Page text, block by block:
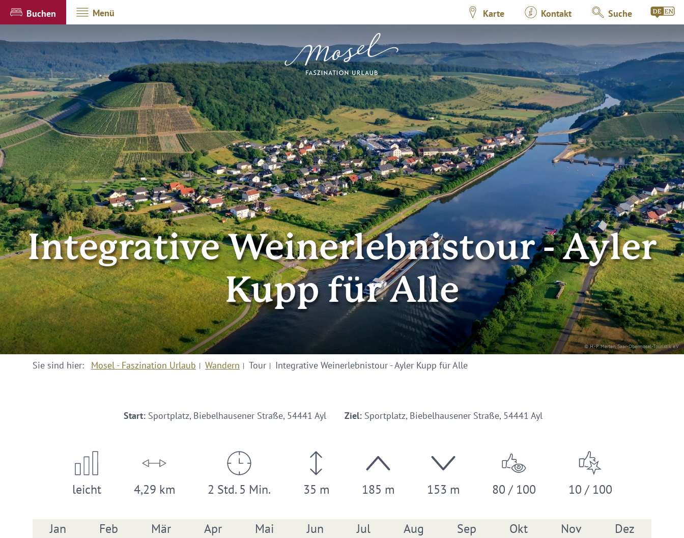
Buchen Menü Karte Kontakt Suche
© H.-P. Merten, Saar-Obermosel-Touristik e.V
Integrative Weinerlebnistour - Ayler
Kupp für Alle
Sie sind hier: Mosel - Faszination Urlaub Wandern Tour Integrative Weinerlebnistour - Ayler Kupp für Alle
Start:Sportplatz, Biebelhausener Straße, 54441 Ayl Ziel:Sportplatz, Biebelhausener Straße, 54441 Ayl
leicht 4,29 km 2 Std. 5 Min. 35 m 185 m 153 m 80 / 100 10 / 100
Jan Feb Mär Apr Mai Jun Jul Aug Sep Okt Nov Dez